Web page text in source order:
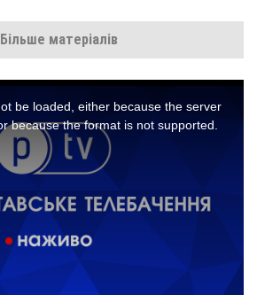
Більше матеріалів